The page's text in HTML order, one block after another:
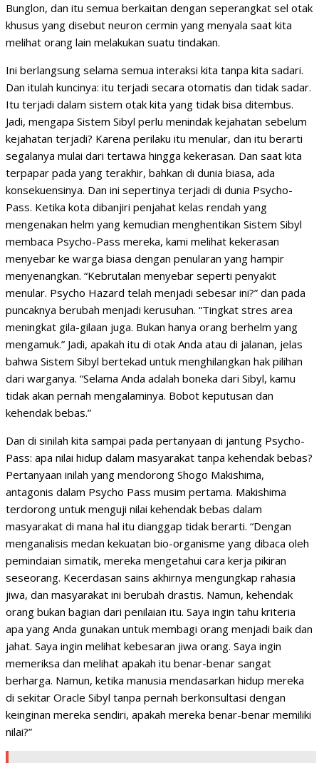
Bunglon, dan itu semua berkaitan dengan seperangkat sel otak
khusus yang disebut neuron cermin yang menyala saat kita
melihat orang lain melakukan suatu tindakan.
Ini berlangsung selama semua interaksi kita tanpa kita sadari.
Dan itulah kuncinya: itu terjadi secara otomatis dan tidak sadar.
Itu terjadi dalam sistem otak kita yang tidak bisa ditembus.
Jadi, mengapa Sistem Sibyl perlu menindak kejahatan sebelum
kejahatan terjadi? Karena perilaku itu menular, dan itu berarti
segalanya mulai dari tertawa hingga kekerasan. Dan saat kita
terpapar pada yang terakhir, bahkan di dunia biasa, ada
konsekuensinya. Dan ini sepertinya terjadi di dunia Psycho-
Pass. Ketika kota dibanjiri penjahat kelas rendah yang
mengenakan helm yang kemudian menghentikan Sistem Sibyl
membaca Psycho-Pass mereka, kami melihat kekerasan
menyebar ke warga biasa dengan penularan yang hampir
menyenangkan. “Kebrutalan menyebar seperti penyakit
menular. Psycho Hazard telah menjadi sebesar ini?” dan pada
puncaknya berubah menjadi kerusuhan. “Tingkat stres area
meningkat gila-gilaan juga. Bukan hanya orang berhelm yang
mengamuk.” Jadi, apakah itu di otak Anda atau di jalanan, jelas
bahwa Sistem Sibyl bertekad untuk menghilangkan hak pilihan
dari warganya. “Selama Anda adalah boneka dari Sibyl, kamu
tidak akan pernah mengalaminya. Bobot keputusan dan
kehendak bebas.”
Dan di sinilah kita sampai pada pertanyaan di jantung Psycho-
Pass: apa nilai hidup dalam masyarakat tanpa kehendak bebas?
Pertanyaan inilah yang mendorong Shogo Makishima,
antagonis dalam Psycho Pass musim pertama. Makishima
terdorong untuk menguji nilai kehendak bebas dalam
masyarakat di mana hal itu dianggap tidak berarti. “Dengan
menganalisis medan kekuatan bio-organisme yang dibaca oleh
pemindaian simatik, mereka mengetahui cara kerja pikiran
seseorang. Kecerdasan sains akhirnya mengungkap rahasia
jiwa, dan masyarakat ini berubah drastis. Namun, kehendak
orang bukan bagian dari penilaian itu. Saya ingin tahu kriteria
apa yang Anda gunakan untuk membagi orang menjadi baik dan
jahat. Saya ingin melihat kebesaran jiwa orang. Saya ingin
memeriksa dan melihat apakah itu benar-benar sangat
berharga. Namun, ketika manusia mendasarkan hidup mereka
di sekitar Oracle Sibyl tanpa pernah berkonsultasi dengan
keinginan mereka sendiri, apakah mereka benar-benar memiliki
nilai?”